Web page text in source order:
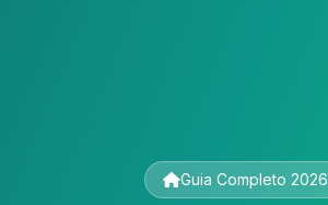
Guia Completo 2026